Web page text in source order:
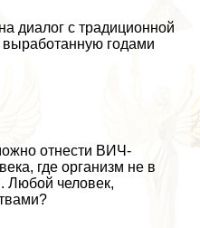
диалог с традиционной
годами
отнести ВИЧ-
где организм не в
Любой человек,